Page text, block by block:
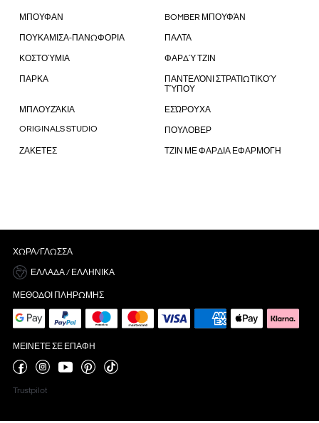
ΜΠΟΥΦΑΝ BOMBER ΜΠΟΥΦΆΝ
ΠΟΥΚΑΜΙΣΑ-ΠΑΝΩΦΟΡΙΑ ΠΑΛΤΑ
ΚΟΣΤΟΎΜΙΑ ΦΑΡΔΎ ΤΖΙΝ
ΠΑΡΚΑ
ΠΑΝΤΕΛΌΝΙ ΣΤΡΑΤΙΩΤΙΚΟΎ
ΤΎΠΟΥ
ΜΠΛΟΥΖΆΚΙΑ ΕΣΏΡΟΥΧΑ
ORIGINALS STUDIO ΠΟΥΛΟΒΕΡ
ΖΑΚΕΤΕΣ ΤΖΙΝ ΜΕ ΦΑΡΔΙΑ ΕΦΑΡΜΟΓΗ
ΧΏΡΑ/ΓΛΏΣΣΑ
ΕΛΛΆΔΑ / ΕΛΛΗΝΙΚΆ
ΜΈΘΟΔΟΙ ΠΛΗΡΩΜΉΣ
ΜΕΊΝΕΤΕ ΣΕ ΕΠΑΦΉ
Trustpilot